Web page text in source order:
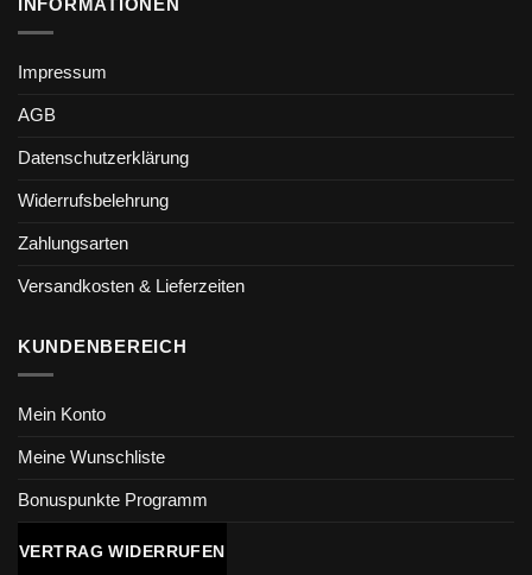
INFORMATIONEN
Impressum
AGB
Datenschutzerklärung
Widerrufsbelehrung
Zahlungsarten
Versandkosten & Lieferzeiten
KUNDENBEREICH
Mein Konto
Meine Wunschliste
Bonuspunkte Programm
VERTRAG WIDERRUFEN